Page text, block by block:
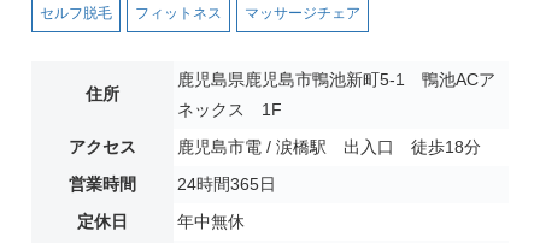
セルフ脱毛 フィットネス マッサージチェア
住所
鹿児島県鹿児島市鴨池新町5-1 鴨池ACア
ネックス 1F
アクセス
鹿児島市電 / 涙橋駅 出入口 徒歩18分
営業時間
24時間365日
定休日
年中無休